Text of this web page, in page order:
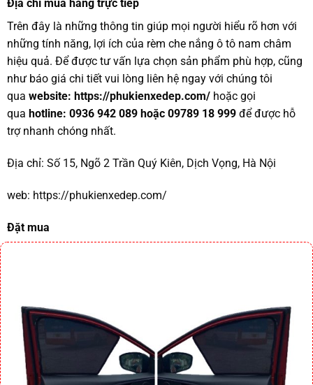
Địa chỉ mua hàng trực tiếp
Trên đây là những thông tin giúp mọi người hiểu rõ hơn với
những tính năng, lợi ích của rèm che nắng ô tô nam châm
hiệu quả. Để được tư vấn lựa chọn sản phẩm phù hợp, cũng
như báo giá chi tiết vui lòng liên hệ ngay với chúng tôi
qua website: https://phukienxedep.com/hoặc gọi
qua hotline: 0936 942 089 hoặc 09789 18 999để được hỗ
trợ nhanh chóng nhất.
Địa chỉ: Số 15, Ngõ 2 Trần Quý Kiên, Dịch Vọng, Hà Nội
web: https://phukienxedep.com/
Đặt mua